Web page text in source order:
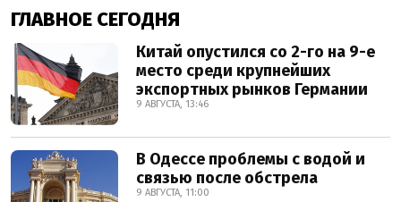
ГЛАВНОЕ СЕГОДНЯ
Китай опустился со 2-го на 9-е
место среди крупнейших
экспортных рынков Германии
9 АВГУСТА, 13:46
В Одессе проблемы с водой и
связью после обстрела
9 АВГУСТА, 11:00